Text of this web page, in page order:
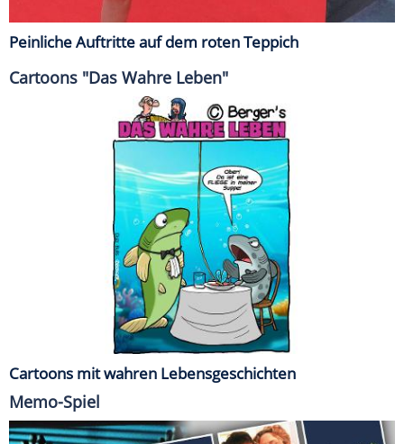
Peinliche Auftritte auf dem roten Teppich
Cartoons "Das Wahre Leben"
Cartoons mit wahren Lebensgeschichten
Memo-Spiel